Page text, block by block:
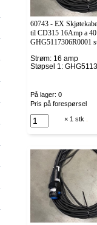
60743 - EX
til CD315 16Amp a
GHG5117306R0001
Strøm: 16 amp
Støpsel 1:
På lager: 0
Pris på forespørsel
× 1 stk